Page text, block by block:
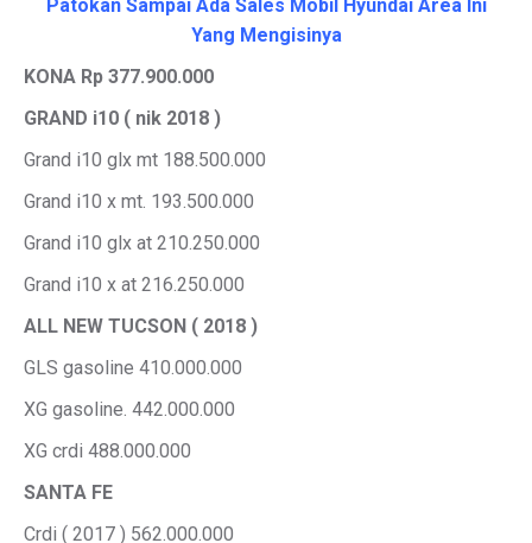
Patokan Sampai Ada Sales Mobil Hyundai Area Ini
Yang Mengisinya
KONA Rp 377.900.000
GRAND i10 ( nik 2018 )
Grand i10 glx mt 188.500.000
Grand i10 x mt. 193.500.000
Grand i10 glx at 210.250.000
Grand i10 x at 216.250.000
ALL NEW TUCSON ( 2018 )
GLS gasoline 410.000.000
XG gasoline. 442.000.000
XG crdi 488.000.000
SANTA FE
Crdi ( 2017 ) 562.000.000